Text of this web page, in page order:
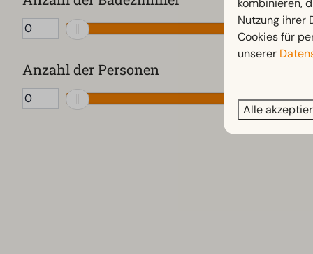
Traditionelle Sauna (27)
Anzahl der Personen
Nutzung ihrer
Cookies für
unserer
Alle